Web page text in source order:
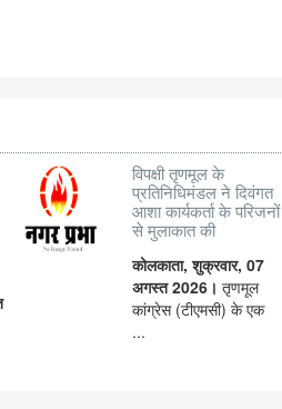
विपक्षी तृणमूल के
प्रतिनिधिमंडल ने दिवंगत
आशा कार्यकर्ता के परिजनों
से मुलाकात की
कोलकाता, शुक्रवार, 07
अगस्त 2026।तृणमूल
कांग्रेस (टीएमसी) के एक
...